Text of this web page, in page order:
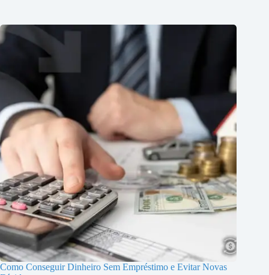
Como Conseguir Dinheiro Sem Empréstimo e Evitar Novas